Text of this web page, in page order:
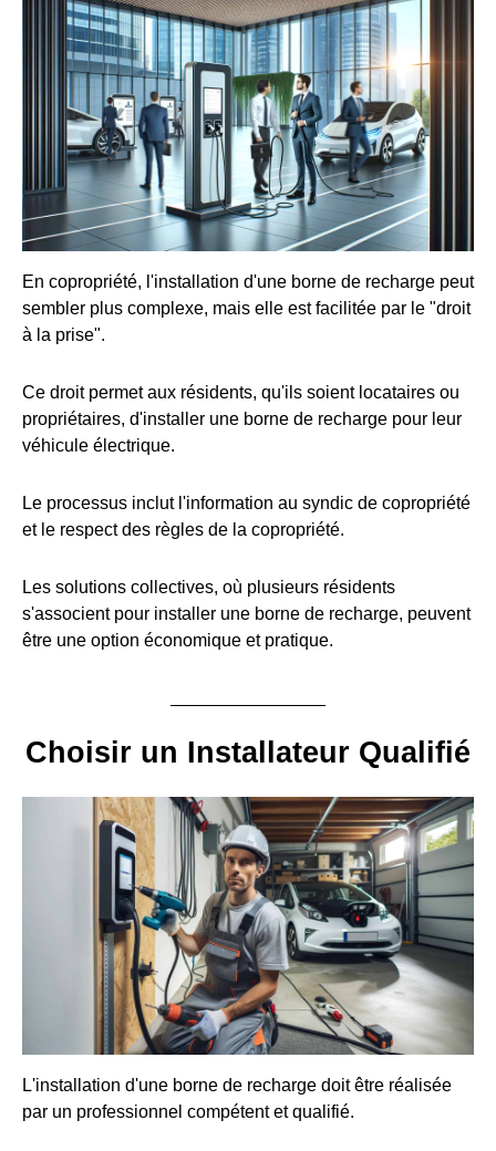
En copropriété, l'installation d'une borne de recharge peut
sembler plus complexe, mais elle est facilitée par le "droit
à la prise".
Ce droit permet aux résidents, qu'ils soient locataires ou
propriétaires, d'installer une borne de recharge pour leur
véhicule électrique.
Le processus inclut l'information au syndic de copropriété
et le respect des règles de la copropriété.
Les solutions collectives, où plusieurs résidents
s'associent pour installer une borne de recharge, peuvent
être une option économique et pratique.
Choisir un Installateur Qualifié
L'installation d'une borne de recharge doit être réalisée
par un professionnel compétent et qualifié.